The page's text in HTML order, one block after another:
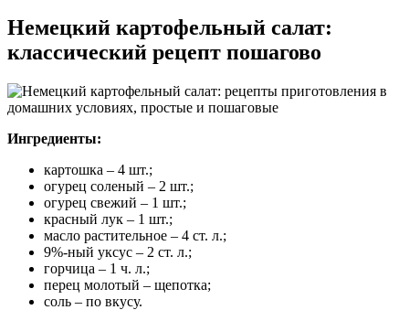
Немецкий картофельный салат:
классический рецепт пошагово
Ингредиенты:
картошка – 4 шт.;
огурец соленый – 2 шт.;
огурец свежий – 1 шт.;
красный лук – 1 шт.;
масло растительное – 4 ст. л.;
9%-ный уксус – 2 ст. л.;
горчица – 1 ч. л.;
перец молотый – щепотка;
соль – по вкусу.